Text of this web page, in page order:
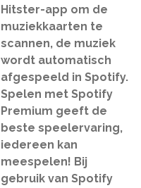
Hitster-app om de
muziekkaarten te
scannen, de muziek
wordt automatisch
afgespeeld in Spotify.
Spelen met Spotify
Premium geeft de
beste speelervaring,
iedereen kan
meespelen! Bij
gebruik van Spotify